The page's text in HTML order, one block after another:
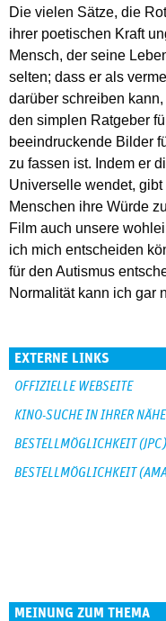
Die vielen Sätze, die
ihrer poetischen Kraft
Mensch, der seine
selten; dass er als
darüber schreiben
den simplen Ratgeber
beeindruckende Bilder
zu fassen ist. Indem er
Universelle wendet,
Menschen ihre Würde
Film auch unsere
ich mich entscheiden
für den Autismus
Normalität kann ich gar
EXTERNE LINKS
OFFIZIELLE WEBSEITE
KINO-SUCHE IN IHRER NÄHE
BESTELLMÖGLICHKEIT (JPC)
BESTELLMÖGLICHKEIT
MEINUNG ZUM THEMA